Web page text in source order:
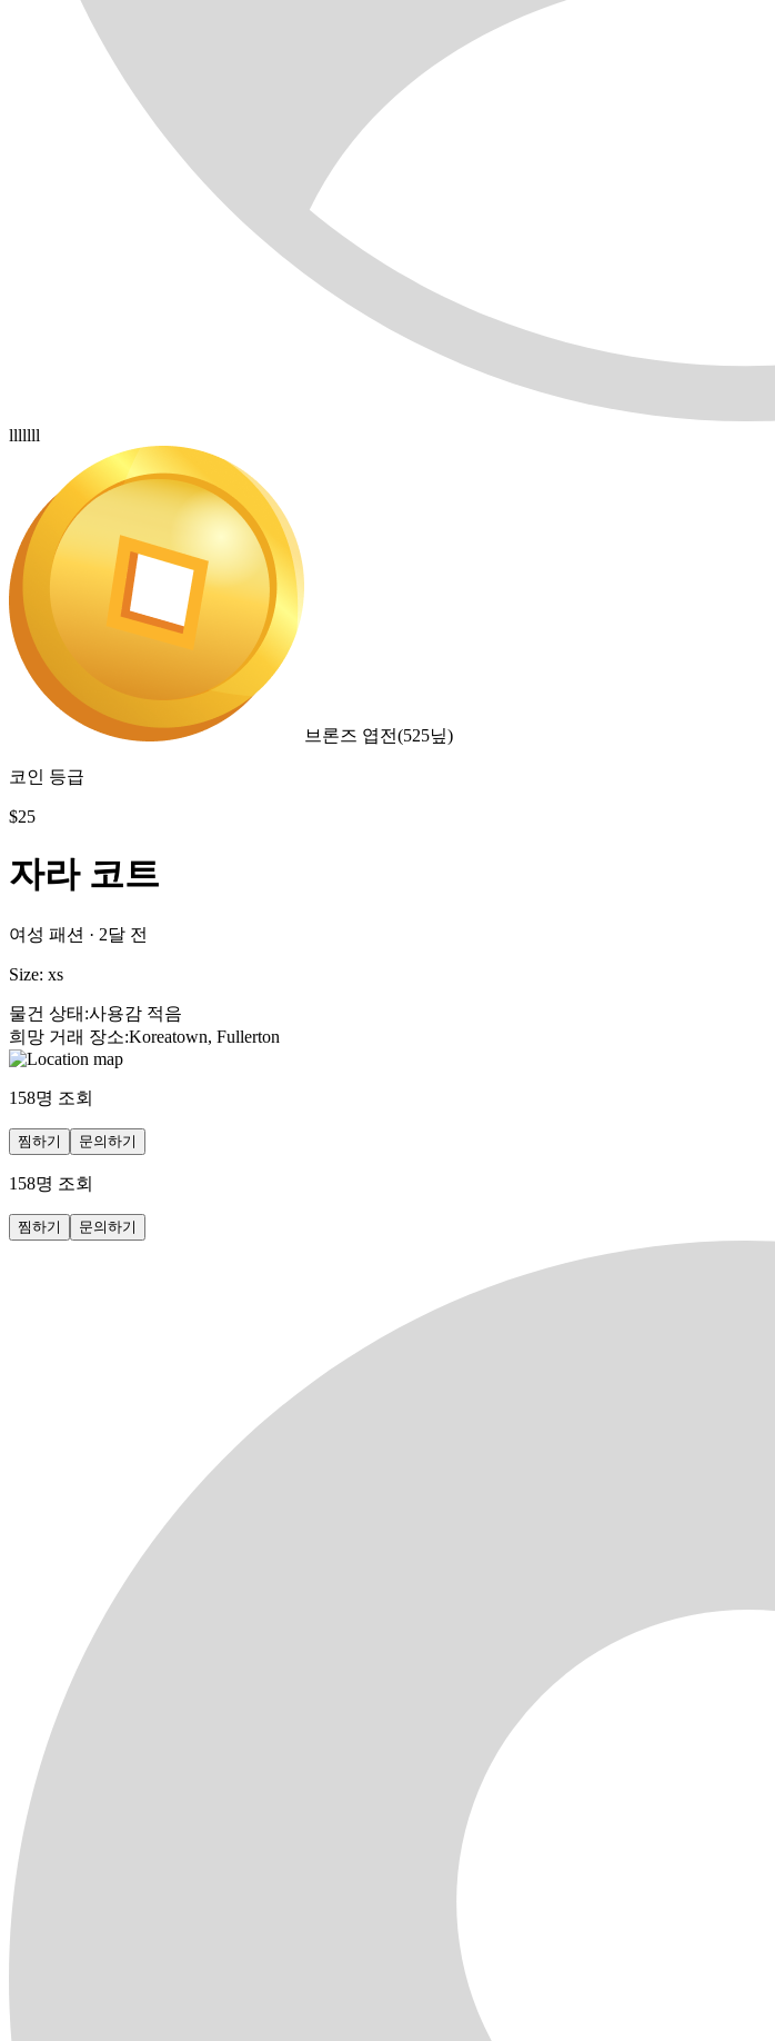
lllllll
브론즈 엽전(525닢)
코인 등급
$25
자라 코트
여성 패션 · 2달 전
Size: xs
물건 상태 :사용감 적음
희망 거래 장소:Koreatown, Fullerton
158명 조회
찜하기 문의하기
158명 조회
찜하기 문의하기